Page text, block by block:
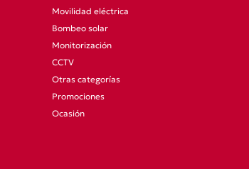
Movilidad eléctrica
Bombeo solar
Monitorización
CCTV
Otras categorías
Promociones
Ocasión